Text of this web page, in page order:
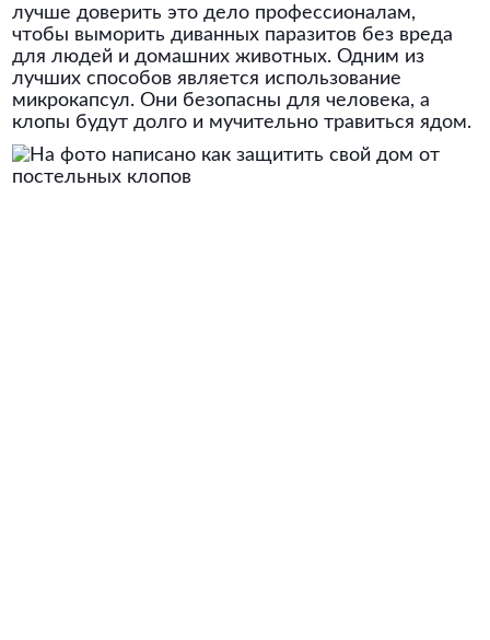
лучше доверить это дело профессионалам,
чтобы выморить диванных паразитов без вреда
для людей и домашних животных. Одним из
лучших способов является использование
микрокапсул. Они безопасны для человека, а
клопы будут долго и мучительно травиться ядом.